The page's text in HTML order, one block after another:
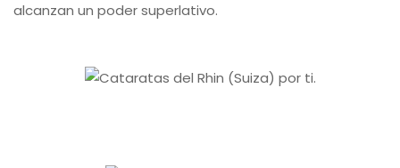
alcanzan un poder superlativo.